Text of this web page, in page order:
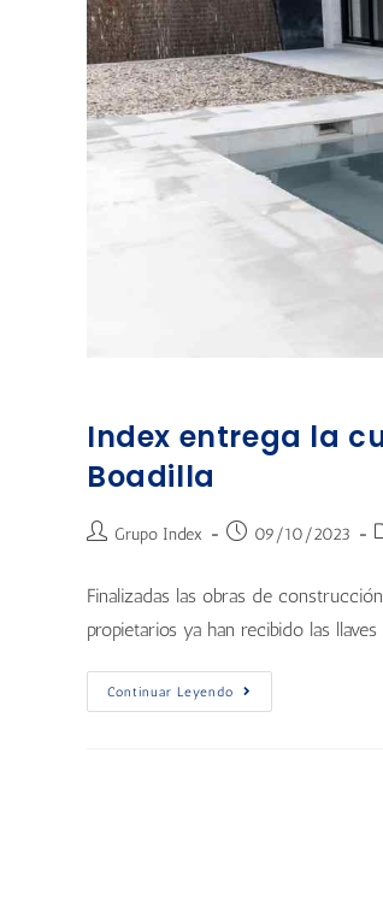
Index entrega la
Boadilla
Grupo Index 09/10/2023
Finalizadas las obras de
propietarios ya han recibido las
Continuar Leyendo